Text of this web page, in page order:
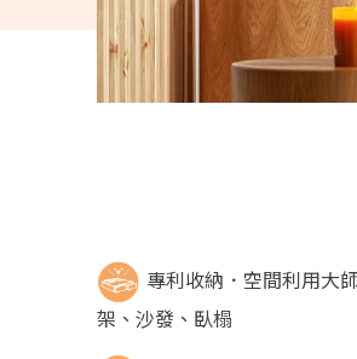
專利收納．空間利用大
架、沙發、臥榻